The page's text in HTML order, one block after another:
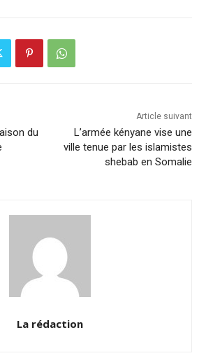
Li
n
du
Article suivant
L’armée kényane vise une
ville tenue par les islamistes
shebab en Somalie
La rédaction